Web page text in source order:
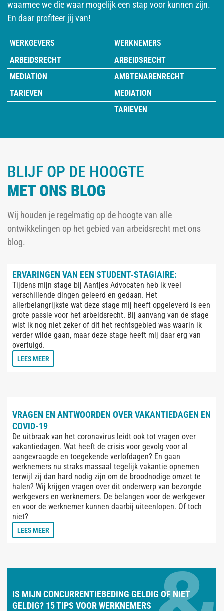
waarmee we die waar mogelijk een stap voor kunnen zijn.
En daar profiteer jij van!
WERKGEVERS
ARBEIDSRECHT
MEDIATION
TARIEVEN
WERKNEMERS
ARBEIDSRECHT
AMBTENARENRECHT
MEDIATION
TARIEVEN
BLIJF OP DE HOOGTE
MET ONS BLOG
Wij houden je regelmatig op de hoogte van alle
ontwikkelingen op het gebied van arbeidsrecht met ons
blog.
ERVARINGEN VAN EEN STUDENT-STAGIAIRE:
Tijdens mijn stage bij Aantjes Advocaten heb ik veel
verschillende dingen geleerd en gedaan. Het
allerbelangrijkste wat deze stage mij heeft opgeleverd is een
grote passie voor het arbeidsrecht. Bij aanvang van de stage
wist ik nog niet zeker of dit het rechtsgebied was waarin ik
verder wilde gaan, maar deze stage heeft mij daar erg van
overtuigd.
LEES MEER
VRAGEN EN ANTWOORDEN OVER VAKANTIEDAGEN EN
COVID-19
De uitbraak van het coronavirus leidt ook tot vragen over
vakantiedagen. Wat heeft de crisis voor gevolg voor al
aangevraagde en toegekende verlofdagen? En gaan
werknemers nu straks massaal tegelijk vakantie opnemen
terwijl zij dan hard nodig zijn om de broodnodige omzet te
halen? Wij krijgen vragen over dit onderwerp van bezorgde
werkgevers en werknemers. De belangen voor de werkgever
en voor de werknemer kunnen daarbij uiteenlopen. Of toch
niet?
LEES MEER
IS MIJN CONCURRENTIEBEDING GELDIG OF NIET
GELDIG? 15 TIPS VOOR WERKNEMERS